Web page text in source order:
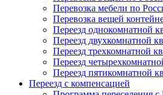
Перевозка мебели по
Перевозка вещей
Переезд однокомнатной
Переезд двухкомнатной
Переезд трехкомнатной
Переезд
Переезд пятикомнатной
Переезд с компенсацией